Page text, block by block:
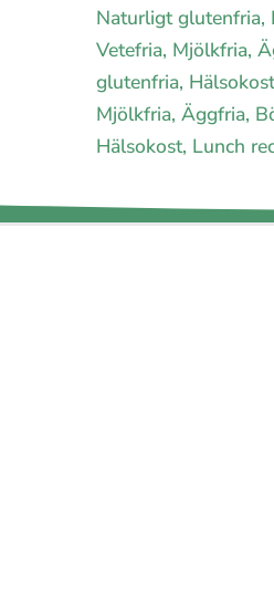
Naturligt glutenfria,
Vetefria, Mjölkfria,
glutenfria,
Mjölkfria, Äggfria,
Hälsokost, Lunch